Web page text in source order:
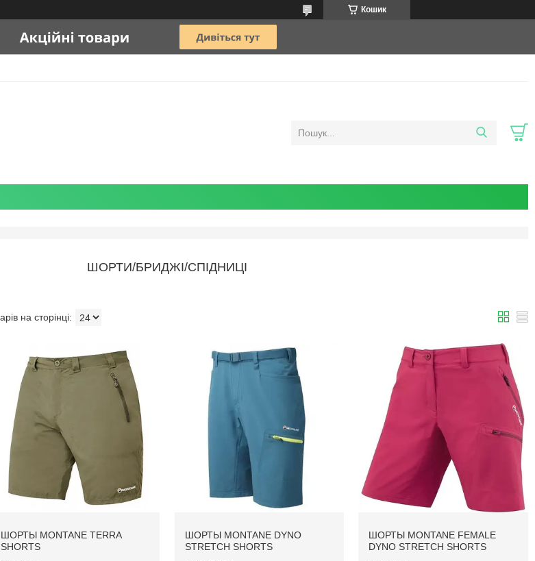
Кошик
ШОРТИ/БРИДЖІ/СПІДНИЦІ
ШОРТЫ MONTANE TERRA
SHORTS
ШОРТЫ MONTANE DYNO
STRETCH SHORTS
ШОРТЫ MONTANE FEMALE
DYNO STRETCH SHORTS